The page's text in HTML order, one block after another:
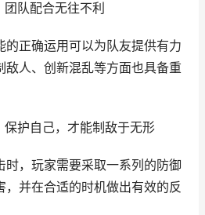
队配合无往不利
的正确运用可以为队友提供有力
敌人、创新混乱等方面也具备重
护自己，才能制敌于无形
时，玩家需要采取一系列的防御
并在合适的时机做出有效的反